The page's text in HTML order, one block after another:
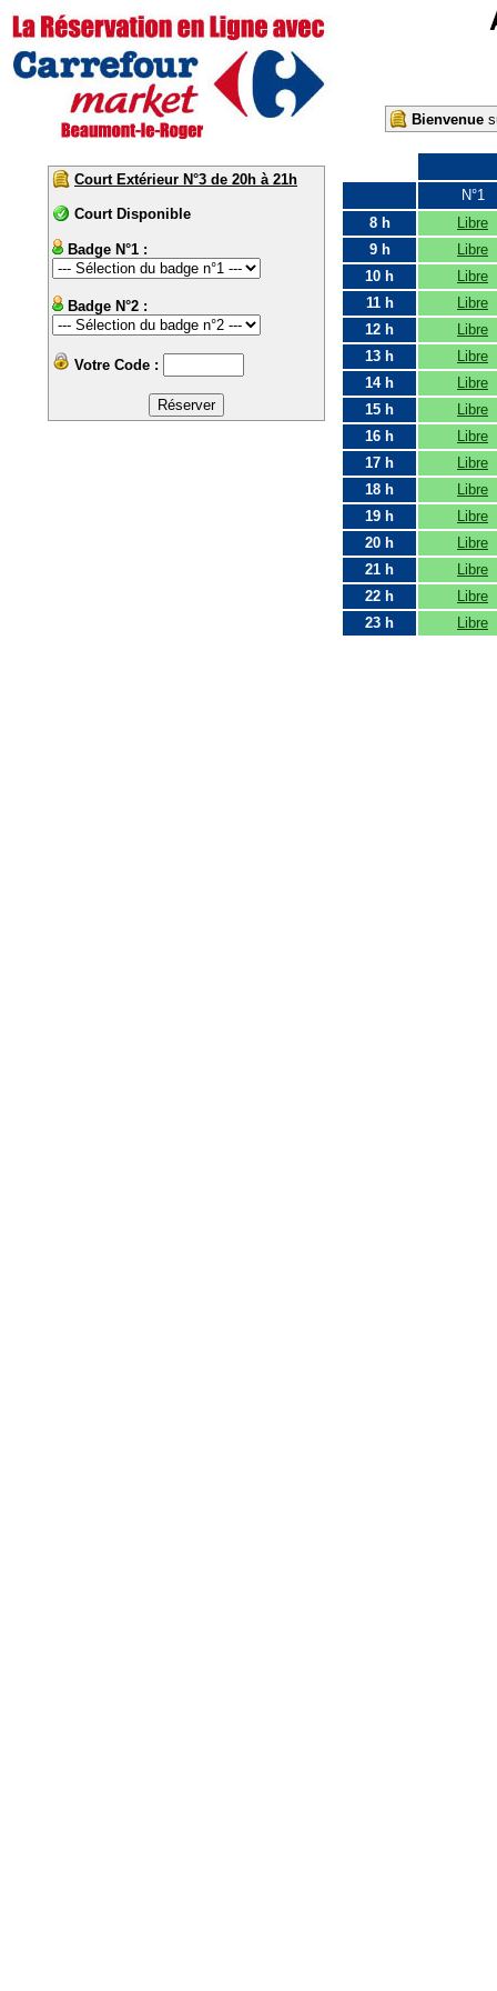
Bienvenue
Court Extérieur N°3 de 20h à 21h
Court Disponible
Badge N°1 :
Badge N°2 :
Votre Code :
N°1
8 h
Libre
9 h
Libre
10 h
Libre
11 h
Libre
12 h
Libre
13 h
Libre
14 h
Libre
15 h
Libre
16 h
Libre
17 h
Libre
18 h
Libre
19 h
Libre
20 h
Libre
21 h
Libre
22 h
Libre
23 h
Libre